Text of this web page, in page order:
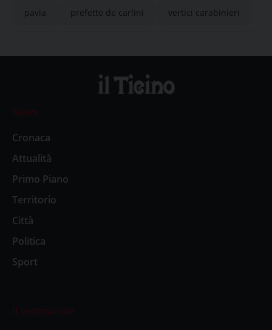
pavia prefetto de carlini vertici carabinieri
News
Cronaca
Attualità
Primo Piano
Territorio
Città
Politica
Sport
Il settimanale